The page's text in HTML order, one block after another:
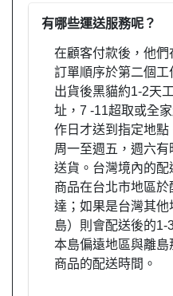
有哪些運送服務呢？
在顧客付款後，他
訂單順序於第二個工
出貨後黑貓約1-2天
址，7 -11超取或全
作日才送到指定地
周一至週五，週六
送貨。台灣境內的配
商品在台北市地區
達；如果是台灣其
島）則會配送後的1-
本島偏遠地區與離
商品的配送時間。